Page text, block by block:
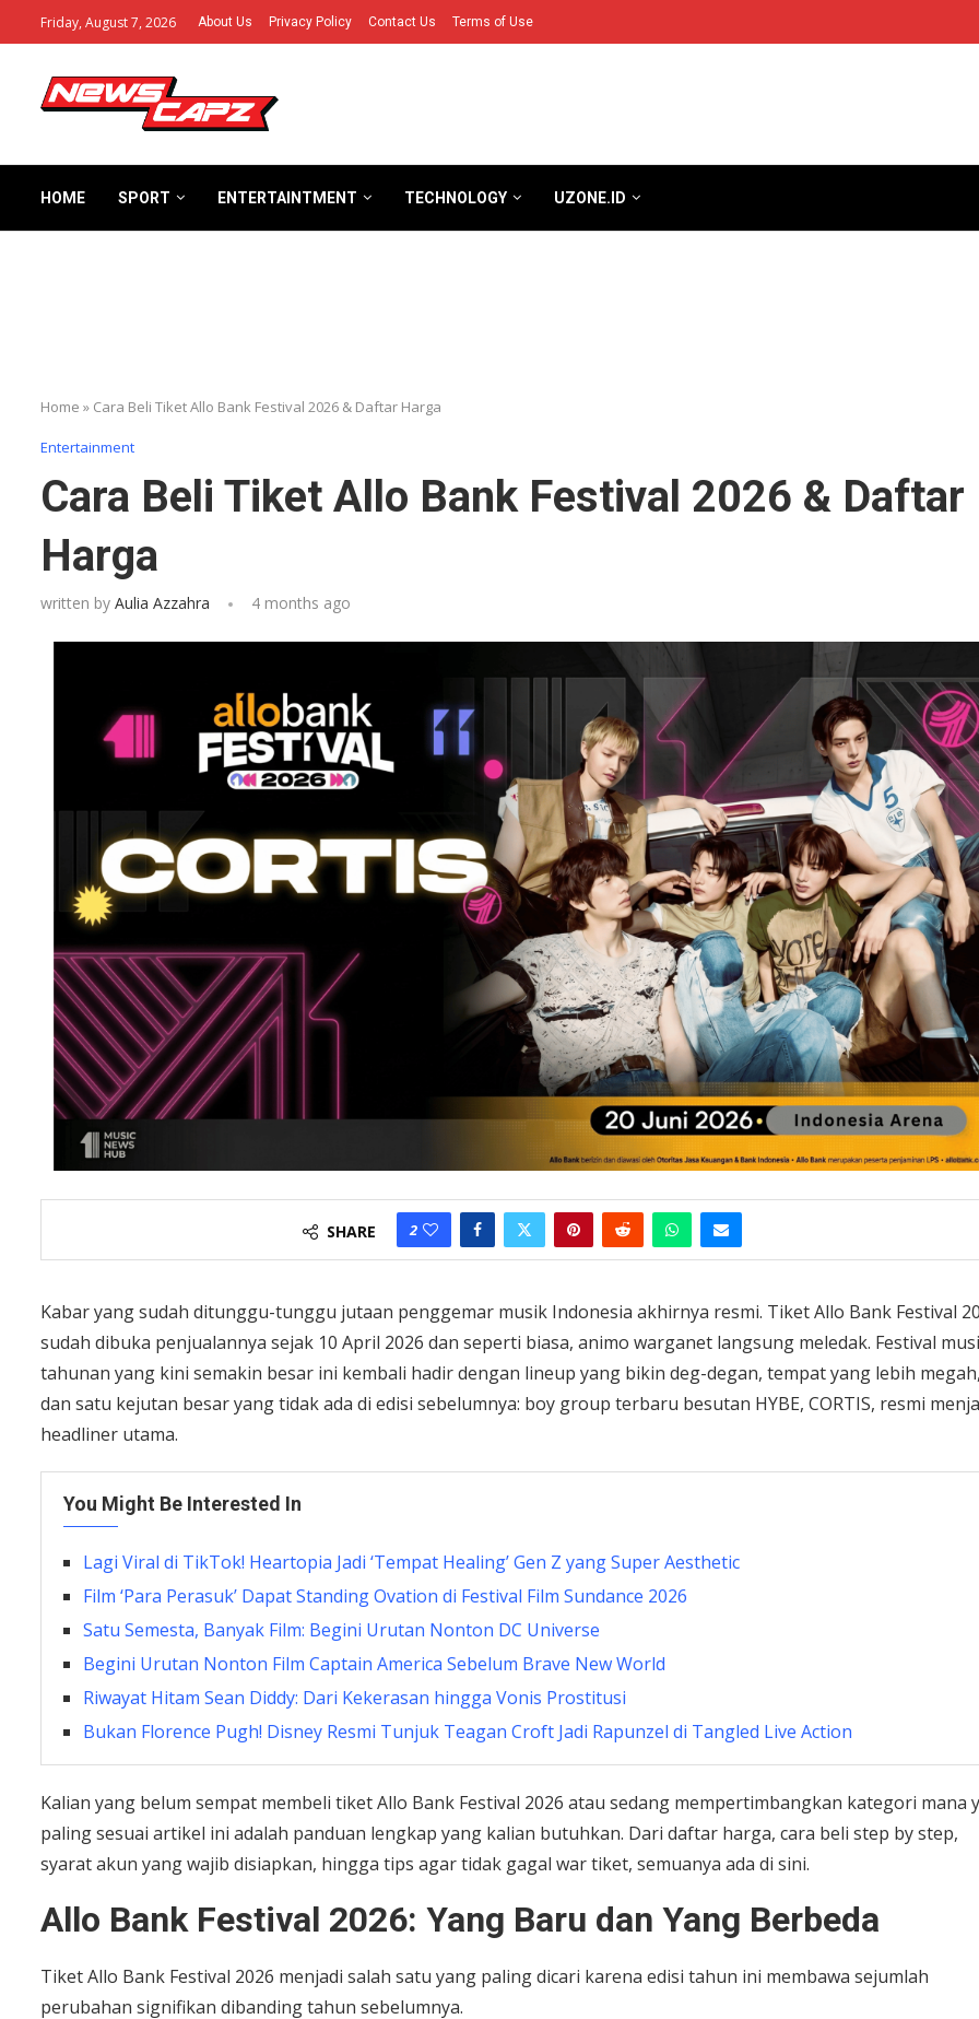
Friday, August 7, 2026 About Us Privacy Policy Contact Us Terms of Use
HOME SPORT ENTERTAINTMENT TECHNOLOGY UZONE.ID
Home » Cara Beli Tiket Allo Bank Festival 2026 & Daftar Harga
Entertainment
Cara Beli Tiket Allo Bank Festival 2026 & Daftar
Harga
written by Aulia Azzahra 4 months ago
SHARE 2
Kabar yang sudah ditunggu-tunggu jutaan penggemar musik Indonesia akhirnya resmi. Tiket Allo Bank Festival
sudah dibuka penjualannya sejak 10 April 2026 dan seperti biasa, animo warganet langsung meledak. Festival
tahunan yang kini semakin besar ini kembali hadir dengan lineup yang bikin deg-degan, tempat yang lebih megah,
dan satu kejutan besar yang tidak ada di edisi sebelumnya: boy group terbaru besutan HYBE, CORTIS, resmi
headliner utama.
You Might Be Interested In
Lagi Viral di TikTok! Heartopia Jadi ‘Tempat Healing’ Gen Z yang Super Aesthetic
Film ‘Para Perasuk’ Dapat Standing Ovation di Festival Film Sundance 2026
Satu Semesta, Banyak Film: Begini Urutan Nonton DC Universe
Begini Urutan Nonton Film Captain America Sebelum Brave New World
Riwayat Hitam Sean Diddy: Dari Kekerasan hingga Vonis Prostitusi
Bukan Florence Pugh! Disney Resmi Tunjuk Teagan Croft Jadi Rapunzel di Tangled Live Action
Kalian yang belum sempat membeli tiket Allo Bank Festival 2026 atau sedang mempertimbangkan kategori mana
paling sesuai artikel ini adalah panduan lengkap yang kalian butuhkan. Dari daftar harga, cara beli step by step,
syarat akun yang wajib disiapkan, hingga tips agar tidak gagal war tiket, semuanya ada di sini.
Allo Bank Festival 2026: Yang Baru dan Yang Berbeda
Tiket Allo Bank Festival 2026 menjadi salah satu yang paling dicari karena edisi tahun ini membawa sejumlah
perubahan signifikan dibanding tahun sebelumnya.